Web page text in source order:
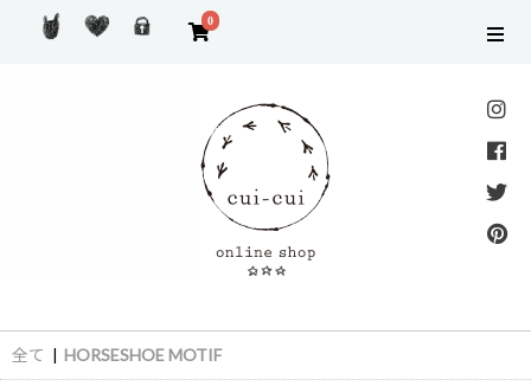
0
全て | HORSESHOE MOTIF